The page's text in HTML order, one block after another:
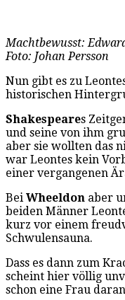
Machtbewusst:
Foto: Johan Persson
Nun gibt es zu
historischen
Shakespeares
und seine von ihm
aber sie wollten das
war Leontes kein
einer vergangenen
Bei Wheeldon aber
beiden Männer
kurz vor einem
Schwulensauna.
Dass es dann zum
scheint hier völlig
schon eine Frau